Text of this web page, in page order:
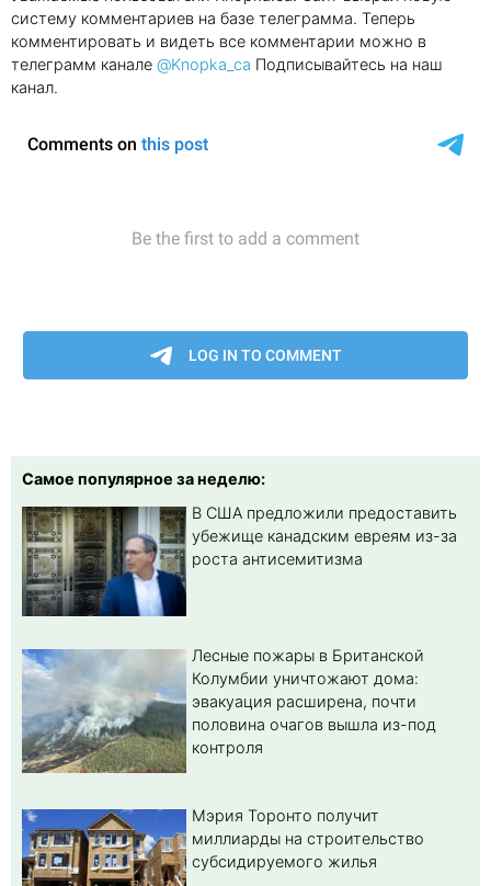
систему комментариев на базе телеграмма. Теперь
комментировать и видеть все комментарии можно в
телеграмм канале @Knopka_ca Подписывайтесь на наш
канал.
Самое популярное за неделю:
В США предложили предоставить
убежище канадским евреям из-за
роста антисемитизма
Лесные пожары в Британской
Колумбии уничтожают дома:
эвакуация расширена, почти
половина очагов вышла из-под
контроля
Мэрия Торонто получит
миллиарды на строительство
субсидируемого жилья